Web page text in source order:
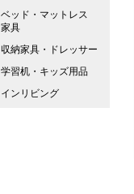
ベッド・マットレス
家具
収納家具・ドレッサー
学習机・キッズ用品
インリビング